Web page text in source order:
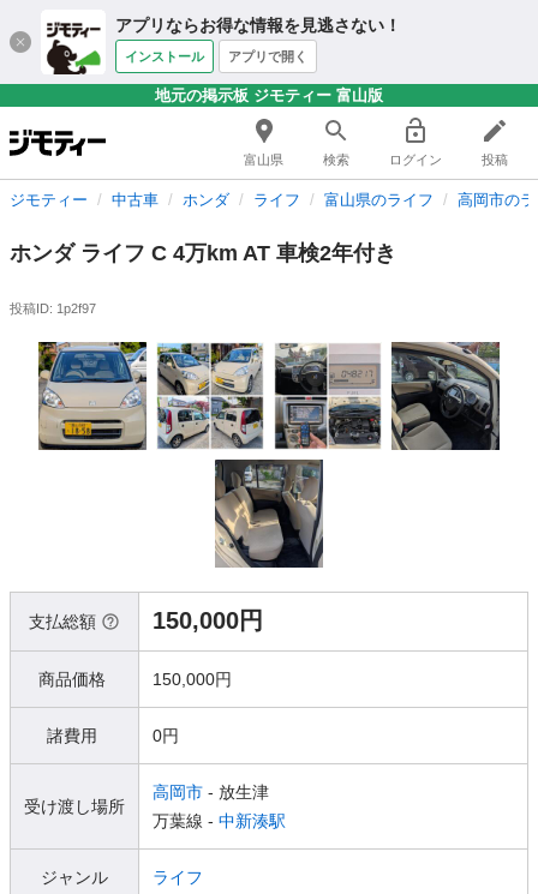
アプリならお得な情報を見逃さない！
インストール アプリで開く
地元の掲示板 ジモティー 富山版
富山県 検索 ログイン 投稿
ジモティー 中古車 ホンダ ライフ 富山県のライフ 高岡市の
ホンダ ライフ C 4万km AT 車検2年付き
投稿ID: 1p2f97
支払総額 150,000円
商品価格 150,000円
諸費用 0円
受け渡し場所
高岡市 - 放生津
万葉線 - 中新湊駅
ジャンル ライフ